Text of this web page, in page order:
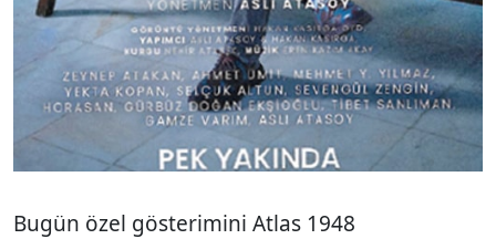
Bugün özel gösterimini Atlas 1948